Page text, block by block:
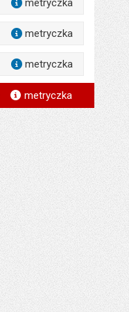
metryczka
metryczka
metryczka
metryczka